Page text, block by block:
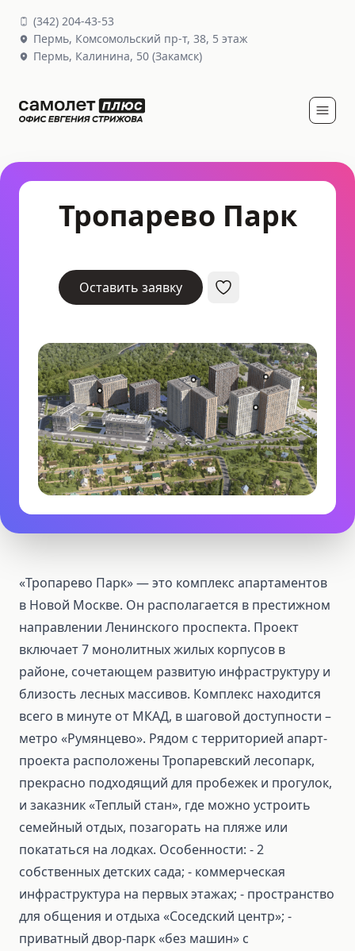
(342) 204-43-53
Пермь, Комсомольский пр-т, 38, 5 этаж
Пермь, Калинина, 50 (Закамск)
Тропарево Парк
Оставить заявку
«Тропарево Парк» — это комплекс апартаментов
в Новой Москве. Он располагается в престижном
направлении Ленинского проспекта. Проект
включает 7 монолитных жилых корпусов в
районе, сочетающем развитую инфраструктуру и
близость лесных массивов. Комплекс находится
всего в минуте от МКАД, в шаговой доступности –
метро «Румянцево». Рядом с территорией апарт-
проекта расположены Тропаревский лесопарк,
прекрасно подходящий для пробежек и прогулок,
и заказник «Теплый стан», где можно устроить
семейный отдых, позагорать на пляже или
покататься на лодках. Особенности: - 2
собственных детских сада; - коммерческая
инфраструктура на первых этажах; - пространство
для общения и отдыха «Соседский центр»; -
приватный двор-парк «без машин» с